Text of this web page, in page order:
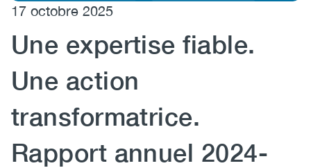
EN FR
17 octobre 2025
Une expertise fiable.
Une action
transformatrice.
Rapport annuel 2024-